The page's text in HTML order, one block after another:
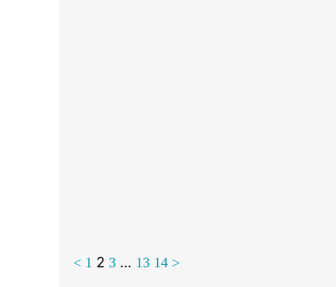
< 1 2 3 … 13 14 >